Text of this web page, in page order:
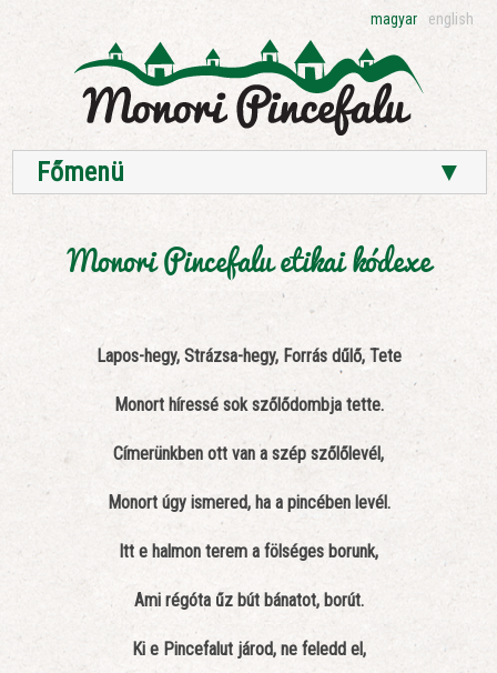
magyar english
Főmenü ▼
Monori Pincefalu etikai kódexe
Lapos-hegy, Strázsa-hegy, Forrás dűlő, Tete
Monort híressé sok szőlődombja tette.
Címerünkben ott van a szép szőlőlevél,
Monort úgy ismered, ha a pincében levél.
Itt e halmon terem a fölséges borunk,
Ami régóta űz bút bánatot, borút.
Ki e Pincefalut járod, ne feledd el,